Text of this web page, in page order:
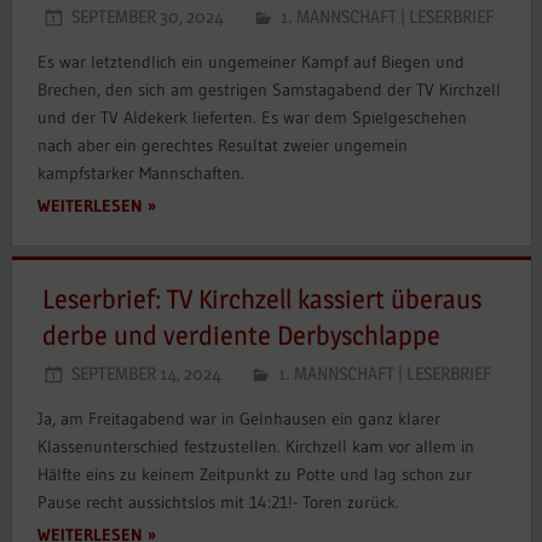
SEPTEMBER 30, 2024 1. MANNSCHAFT LESERBRIEF
Es war letztendlich ein ungemeiner Kampf auf Biegen und
Brechen, den sich am gestrigen Samstagabend der TV Kirchzell
und der TV Aldekerk lieferten. Es war dem Spielgeschehen
nach aber ein gerechtes Resultat zweier ungemein
kampfstarker Mannschaften.
WEITERLESEN
Leserbrief: TV Kirchzell kassiert überaus
derbe und verdiente Derbyschlappe
SEPTEMBER 14, 2024 1. MANNSCHAFT LESERBRIEF
Ja, am Freitagabend war in Gelnhausen ein ganz klarer
Klassenunterschied festzustellen. Kirchzell kam vor allem in
Hälfte eins zu keinem Zeitpunkt zu Potte und lag schon zur
Pause recht aussichtslos mit 14:21!- Toren zurück.
WEITERLESEN